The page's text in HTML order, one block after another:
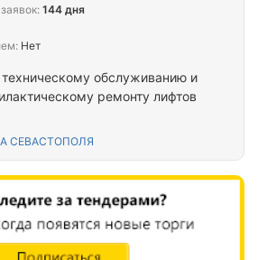
техническому обслуживанию и
ремонту лифтов
СЕВАСТОПОЛЯ
144 дня
Нет